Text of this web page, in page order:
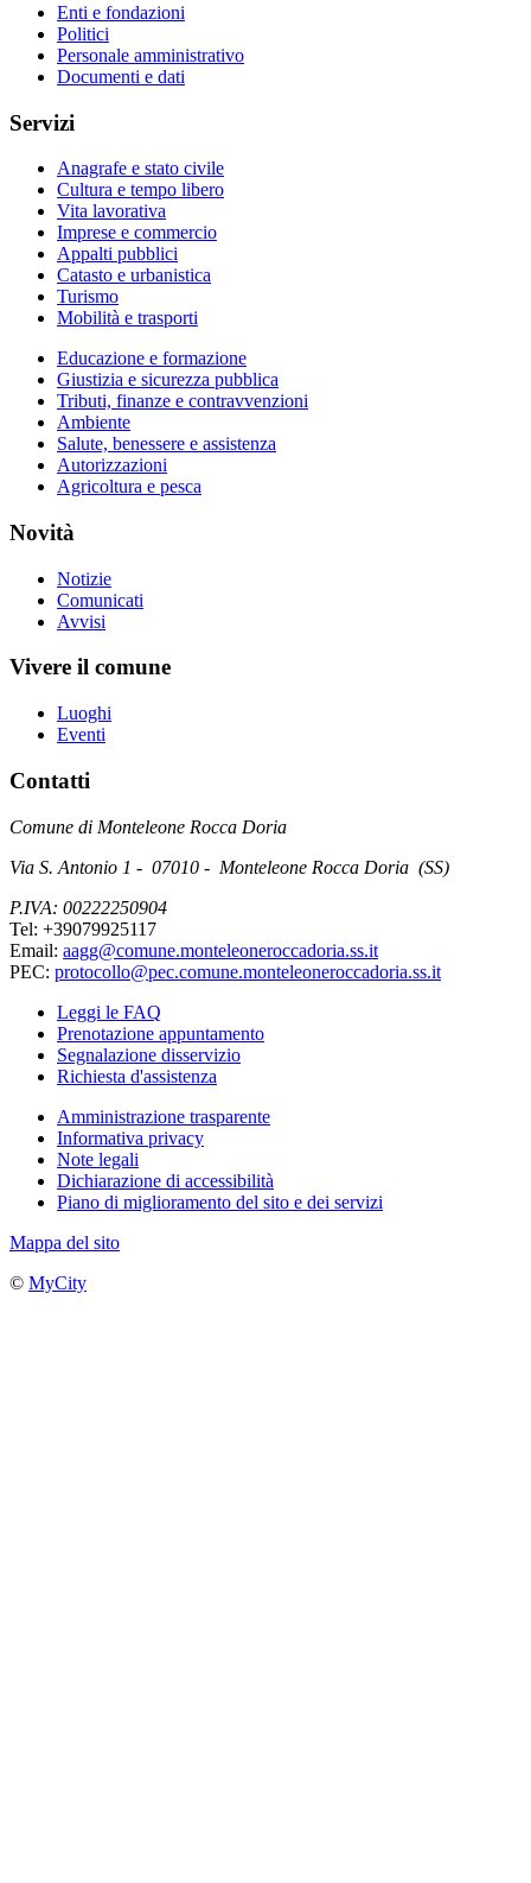
Enti e fondazioni
Politici
Personale amministrativo
Documenti e dati
Servizi
Anagrafe e stato civile
Cultura e tempo libero
Vita lavorativa
Imprese e commercio
Appalti pubblici
Catasto e urbanistica
Turismo
Mobilità e trasporti
Educazione e formazione
Giustizia e sicurezza pubblica
Tributi, finanze e contravvenzioni
Ambiente
Salute, benessere e assistenza
Autorizzazioni
Agricoltura e pesca
Novità
Notizie
Comunicati
Avvisi
Vivere il comune
Luoghi
Eventi
Contatti
Comune di Monteleone Rocca Doria
Via S. Antonio 1 - 07010 - Monteleone Rocca Doria (SS)
P.IVA: 00222250904
Tel: +39079925117
Email: aagg@comune.monteleoneroccadoria.ss.it
PEC: protocollo@pec.comune.monteleoneroccadoria.ss.it
Leggi le FAQ
Prenotazione appuntamento
Segnalazione disservizio
Richiesta d'assistenza
Amministrazione trasparente
Informativa privacy
Note legali
Dichiarazione di accessibilità
Piano di miglioramento del sito e dei servizi
Mappa del sito
© MyCity